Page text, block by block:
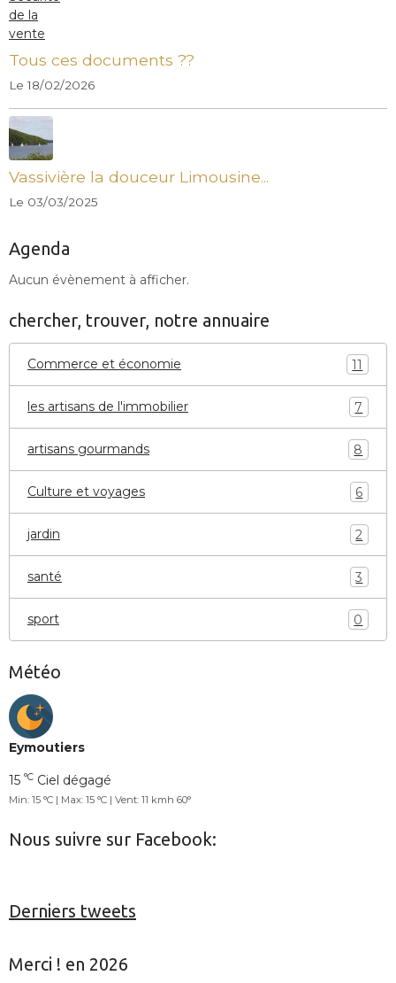
Tous ces documents ??
Le 18/02/2026
Vassivière la douceur Limousine...
Le 03/03/2025
Agenda
Aucun évènement à afficher.
chercher, trouver, notre annuaire
Commerce et économie 11
les artisans de l'immobilier 7
artisans gourmands 8
Culture et voyages 6
jardin 2
santé 3
sport 0
Météo
Eymoutiers
15 °C Ciel dégagé
Min: 15 °C | Max: 15 °C | Vent: 11 kmh 60°
Nous suivre sur Facebook:
Derniers tweets
Merci ! en 2026